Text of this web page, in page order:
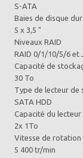
S-ATA
Baies de disque
5 x 3,5 "
Niveaux RAID
RAID 0/1/10/5/6 et
Capacité de
30 To
Type de lecteur de
SATA HDD
Capacité du
2x 1To
Vitesse de rotation
5 400 tr/min